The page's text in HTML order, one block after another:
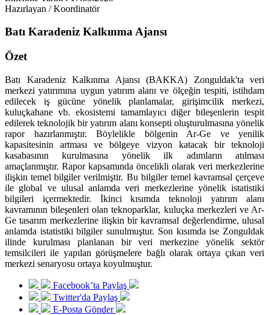
Hazırlayan / Koordinatör
Batı Karadeniz Kalkınma Ajansı
Özet
Batı Karadeniz Kalkınma Ajansı (BAKKA) Zonguldak'ta veri
merkezi yatırımına uygun yatırım alanı ve ölçeğin tespiti, istihdam
edilecek iş gücüne yönelik planlamalar, girişimcilik merkezi,
kuluçkahane vb. ekosistemi tamamlayıcı diğer bileşenlerin tespit
edilerek teknolojik bir yatırım alanı konsepti oluşturulmasına yönelik
rapor hazırlanmıştır. Böylelikle bölgenin Ar-Ge ve yenilik
kapasitesinin artması ve bölgeye vizyon katacak bir teknoloji
kasabasının kurulmasına yönelik ilk adımların atılması
amaçlanmıştır. Rapor kapsamında öncelikli olarak veri merkezlerine
ilişkin temel bilgiler verilmiştir. Bu bilgiler temel kavramsal çerçeve
ile global ve ulusal anlamda veri merkezlerine yönelik istatistiki
bilgileri içermektedir. İkinci kısımda teknoloji yatırım alanı
kavramının bileşenleri olan teknoparklar, kuluçka merkezleri ve Ar-
Ge tasarım merkezlerine ilişkin bir kavramsal değerlendirme, ulusal
anlamda istatistiki bilgiler sunulmuştur. Son kısımda ise Zonguldak
ilinde kurulması planlanan bir veri merkezine yönelik sektör
temsilcileri ile yapılan görüşmelere bağlı olarak ortaya çıkan veri
merkezi senaryosu ortaya koyulmuştur.
Facebook’ta Paylaş
Twitter'da Paylaş
E-Posta Gönder